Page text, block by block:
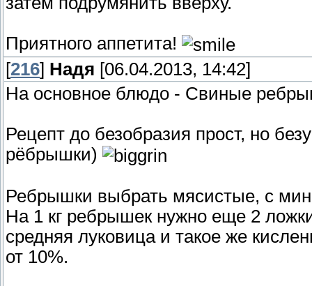
Приятного аппетита!
[216] Надя [06.04.2013, 14:42]
На основное блюдо - Свиные
Рецепт до безобразия прост, но
рёбрышки)
Ребрышки выбрать мясистые, с
На 1 кг ребрышек нужно еще 2
средняя луковица и такое же
от 10%.